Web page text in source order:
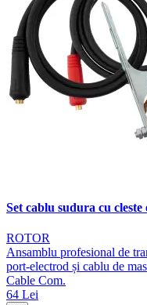
Set cablu sudura cu cleste
ROTOR
Ansamblu profesional de
port-electrod și cablu de
Cable Com.
64 Lei